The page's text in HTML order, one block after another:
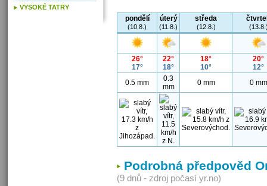
pondělí
(10.8.)
úterý
(11.8.)
středa
(12.8.)
26°
17°
22°
18°
18°
10°
20°
12°
0.5 mm
0.3
mm
0 mm 0 mm
Podrobná předpověd
(9 dnů - zdroj počasí yr.no)
VYSOKÉ TATRY